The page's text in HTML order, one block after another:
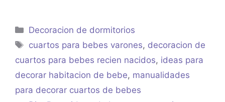
Categorías
Decoracion de dormitorios
Etiquetas
cuartos para bebes varones, decoracion de
cuartos para bebes recien nacidos, ideas para
decorar habitacion de bebe, manualidades
para decorar cuartos de bebes